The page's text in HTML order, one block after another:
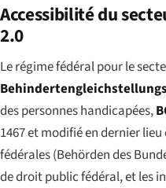
Accessibilité du
2.0
Le régime fédéral pour le
des personnes handicapées,
1467 et modifié en dernier lieu
fédérales (Behörden des
de droit public fédéral, et les